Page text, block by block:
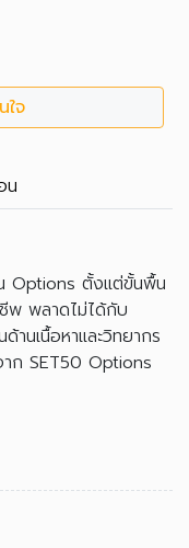
จ
น
Options ตั้งแต่ขั้นพื้น
พ พลาดไม่ได้กับ
านเนื้อหาและวิทยากร
ก SET50 Options